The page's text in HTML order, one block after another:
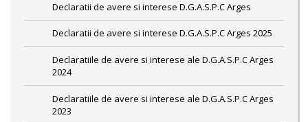
Declaratii de avere si interese D.G.A.S.P.C Arges
Declaratii de avere si interese D.G.A.S.P.C Arges 2025
Declaratiile de avere si interese ale D.G.A.S.P.C Arges
2024
Declaratiile de avere si interese ale D.G.A.S.P.C Arges
2023